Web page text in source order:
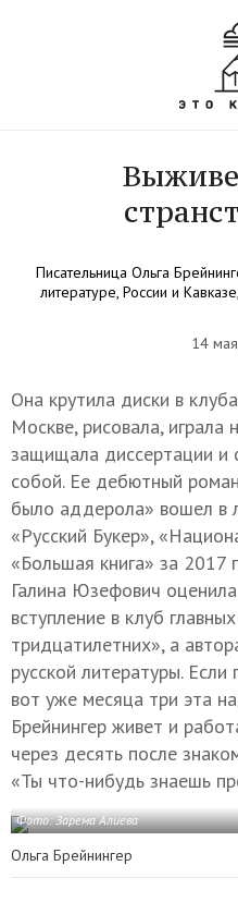
Писательница Ольга
литературе, России и
14
Она крутила диски в
Москве, рисовала, играла
защищала диссертации и
собой. Ее дебютный
было аддерола» вошел в
«Русский Букер»,
«Большая книга» за 2017
Галина Юзефович оценила
вступление в клуб
тридцатилетних», а
русской литературы. Если
вот уже месяца три эта
Брейнингер живет и
через десять после
«Ты что-нибудь знаешь
Фото: Зарема Алиева
Ольга Брейнингер